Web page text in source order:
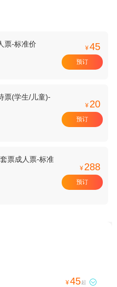
票-标准价 ¥45
预订
票(学生/儿童)-
¥ 20
预订
票成人票-标准
¥ 288
预订
¥45起 